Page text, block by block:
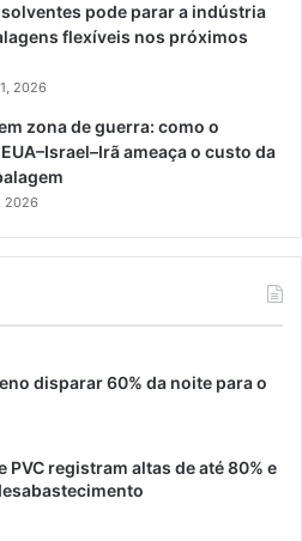
solventes pode parar a indústria
flexíveis nos próximos
2026
em zona de guerra: como o
ameaça o custo da
2026
disparar 60% da noite para o
PVC registram altas de até 80% e